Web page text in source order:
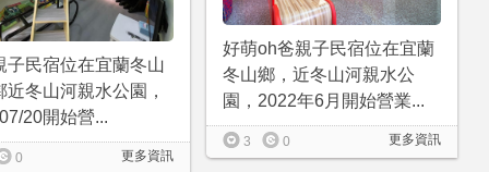
子民宿位在宜蘭冬山
近冬山河親水公園，
20開始營...
更多資訊
0
好萌oh爸親子民宿位在宜蘭
冬山鄉，近冬山河親水公
園，2022年6月開始營業...
更多資訊
3 0